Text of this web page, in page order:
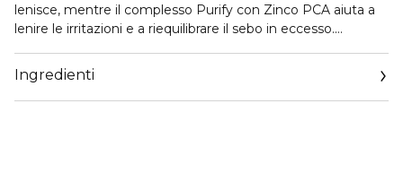
lenisce, mentre il complesso Purify con Zinco PCA aiuta a
lenire le irritazioni e a riequilibrare il sebo in eccesso.
risciacquare. Profumo delicato e pulito, adatto alle pelli
sensibili.Prodotto con il 91% di ingredienti di origine naturale
(secondo ISO 16128, inclusa l'acqua).
Ingredienti